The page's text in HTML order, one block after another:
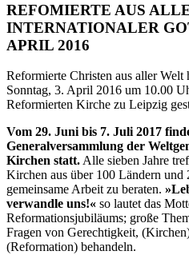
REFOMIERTE AUS
INTERNATIONALER
APRIL 2016
Reformierte Christen aus aller Welt
Sonntag, 3. April 2016 um 10.00
Reformierten Kirche zu Leipzig
Vom 29. Juni bis 7. Juli 2017
Generalversammlung der
Kirchen statt.Alle sieben Jahre
Kirchen aus über 100 Ländern
gemeinsame Arbeit zu beraten.
verwandle uns!« so lautet das
Reformationsjubiläums; große
Fragen von Gerechtigkeit,
(Reformation) behandeln.